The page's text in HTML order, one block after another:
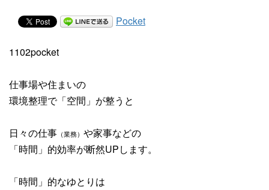
Pocket
1102pocket
仕事場や住まいの
環境整理で「空間」が整うと
日々の仕事 （業務） や家事などの
「時間」的効率が断然UPします。
「時間」的なゆとりは